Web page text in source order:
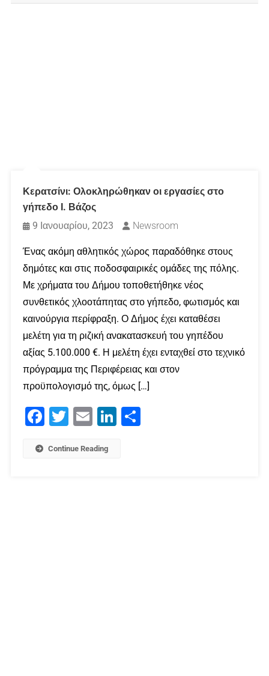
Κερατσίνι: Ολοκληρώθηκαν οι εργασίες στο
γήπεδο Ι. Βάζος
9 Ιανουαρίου, 2023
Newsroom
Ένας ακόμη αθλητικός χώρος παραδόθηκε στους
δημότες και στις ποδοσφαιρικές ομάδες της πόλης.
Με χρήματα του Δήμου τοποθετήθηκε νέος
συνθετικός χλοοτάπητας στο γήπεδο, φωτισμός και
καινούργια περίφραξη. Ο Δήμος έχει καταθέσει
μελέτη για τη ριζική ανακατασκευή του γηπέδου
αξίας 5.100.000 €. Η μελέτη έχει ενταχθεί στο τεχνικό
πρόγραμμα της Περιφέρειας και στον
προϋπολογισμό της, όμως […]
Facebook
Twitter Email LinkedIn
Continue Reading